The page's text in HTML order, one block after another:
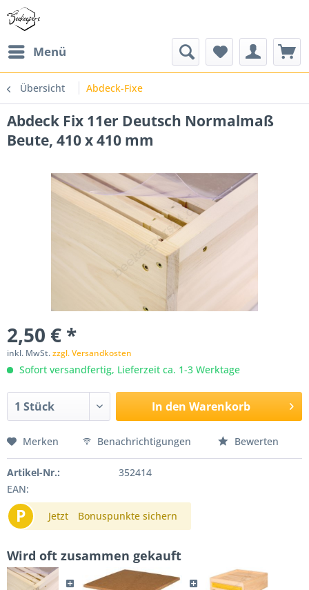
Menü
Übersicht Abdeck-Fixe
Abdeck Fix 11er Deutsch Normalmaß
Beute, 410 x 410 mm
2,50 € *
inkl. MwSt.zzgl. Versandkosten
Sofort versandfertig, Lieferzeit ca. 1-3 Werktage
In den Warenkorb
Merken Benachrichtigungen Bewerten
Artikel-Nr.:
352414
EAN:
P Jetzt Bonuspunkte sichern
Wird oft zusammen gekauft